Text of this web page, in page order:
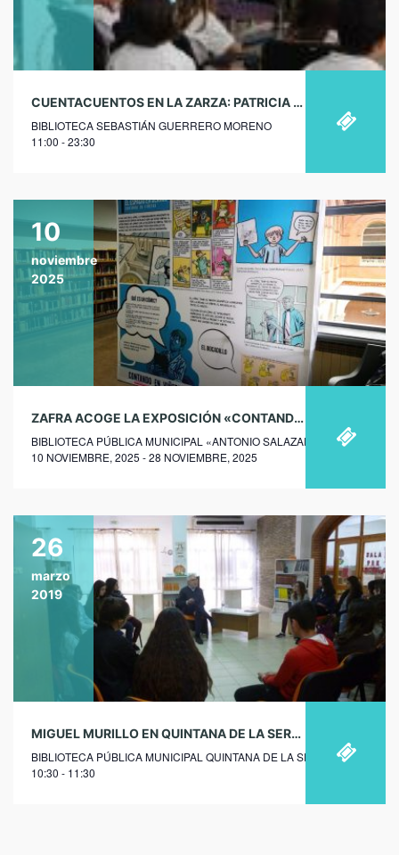
CUENTACUENTOS EN LA ZARZA: PATRICIA MCGILL
BIBLIOTECA SEBASTIÁN GUERRERO MORENO
11:00 - 23:30
10
noviembre
2025
ZAFRA ACOGE LA EXPOSICIÓN «CONTANDO EN VIÑETAS» DE PACO ROCA
BIBLIOTECA PÚBLICA MUNICIPAL «ANTONIO SALAZAR»
10 NOVIEMBRE, 2025 - 28 NOVIEMBRE, 2025
26
marzo
2019
MIGUEL MURILLO EN QUINTANA DE LA SERENA
BIBLIOTECA PÚBLICA MUNICIPAL QUINTANA DE LA SERENA
10:30 - 11:30